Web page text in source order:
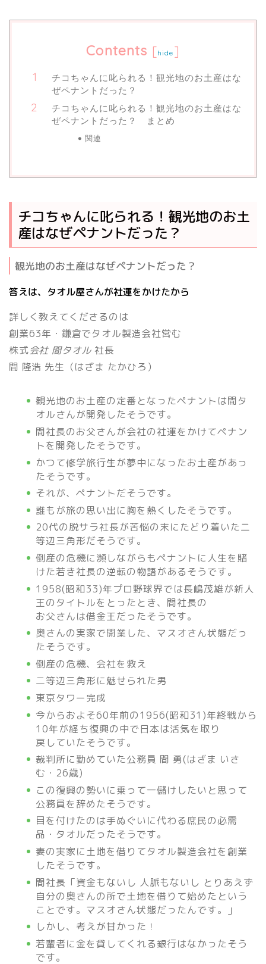
Contents [hide ]
チコちゃんに叱られる！観光地のお土産はな
ぜペナントだった？
チコちゃんに叱られる！観光地のお土産はな
ぜペナントだった？ まとめ
関連
チコちゃんに叱られる！観光地のお土
産はなぜペナントだった？
観光地のお土産はなぜペナントだった？
答えは、タオル屋さんが社運をかけたから
詳しく教えてくださるのは
創業63年・鎌倉でタオル製造会社営む
株式会社 間タオル社長
間 隆浩 先生（はざま たかひろ）
観光地のお土産の定番となったペナントは間タ
オルさんが開発したそうです。
間社長のお父さんが会社の社運をかけてペナン
トを開発したそうです。
かつて修学旅行生が夢中になったお土産があっ
たそうです。
それが、ペナントだそうです。
誰もが旅の思い出に胸を熱くしたそうです。
20代の脱サラ社長が苦悩の末にたどり着いた二
等辺三角形だそうです。
倒産の危機に瀕しながらもペナントに人生を賭
けた若き社長の逆転の物語があるそうです。
1958(昭和33)年プロ野球界では長嶋茂雄が新人
王のタイトルをとったとき、間社長の
お父さんは借金王だったそうです。
奥さんの実家で開業した、マスオさん状態だっ
たそうです。
倒産の危機、会社を救え
二等辺三角形に魅せられた男
東京タワー完成
今からおよそ60年前の1956(昭和31)年終戦から
10年が経ち復興の中で日本は活気を取り
戻していたそうです。
裁判所に勤めていた公務員 間 勇(はざま いさ
む・26歳)
この復興の勢いに乗って一儲けしたいと思って
公務員を辞めたそうです。
目を付けたのは手ぬぐいに代わる庶民の必需
品・タオルだったそうです。
妻の実家に土地を借りてタオル製造会社を創業
したそうです。
間社長「資金もないし 人脈もないし とりあえず
自分の奥さんの所で土地を借りて始めたという
ことです。マスオさん状態だったんです。」
しかし、考えが甘かった！
若輩者に金を貸してくれる銀行はなかったそう
です。